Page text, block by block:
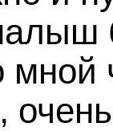
мной